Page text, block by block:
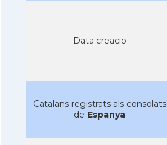
Data creacio
Catalans registrats als consolats
de Espanya